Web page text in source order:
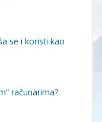
se i koristi kao
računarima?